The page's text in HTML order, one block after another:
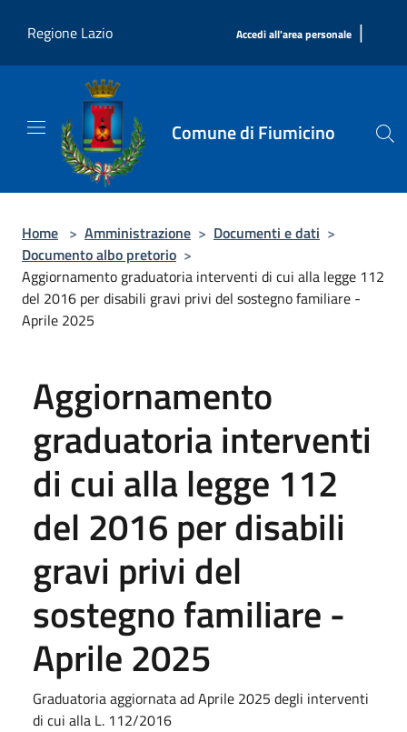
Regione Lazio
Accedi all'area personale |
Comune di Fiumicino
Home > Amministrazione > Documenti e dati >
Documento albo pretorio >
Aggiornamento graduatoria interventi di cui alla legge 112
del 2016 per disabili gravi privi del sostegno familiare -
Aprile 2025
Aggiornamento
graduatoria interventi
di cui alla legge 112
del 2016 per disabili
gravi privi del
sostegno familiare -
Aprile 2025
Graduatoria aggiornata ad Aprile 2025 degli interventi
di cui alla L. 112/2016